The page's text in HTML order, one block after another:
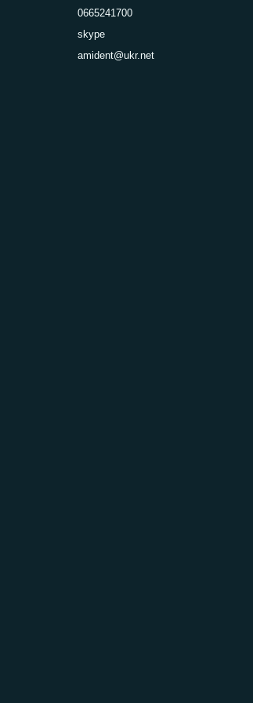
0665241700
skype
amident@ukr.net